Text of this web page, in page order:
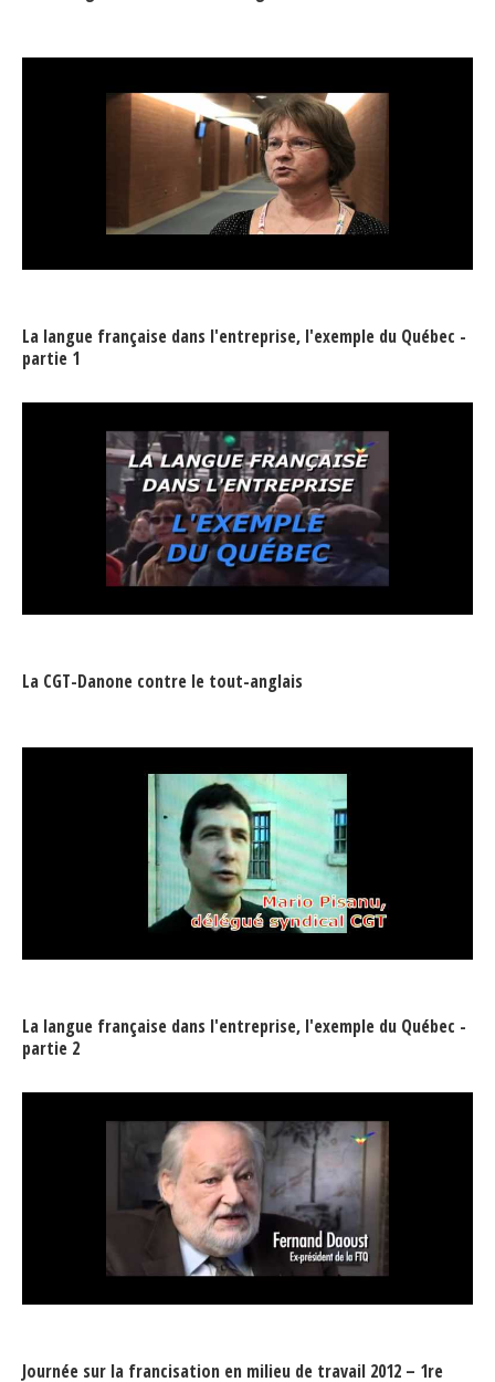
La langue française dans l'entreprise, l'exemple du Québec -
partie 1
La CGT-Danone contre le tout-anglais
La langue française dans l'entreprise, l'exemple du Québec -
partie 2
Journée sur la francisation en milieu de travail 2012 – 1re